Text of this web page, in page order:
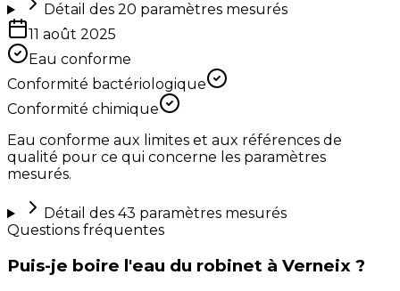
Détail des 20 paramètres mesurés
11 août 2025
Eau conforme
Conformité bactériologique
Conformité chimique
Eau conforme aux limites et aux références de
qualité pour ce qui concerne les paramètres
mesurés.
Détail des 43 paramètres mesurés
Questions fréquentes
Puis-je boire l'eau du robinet à Verneix ?